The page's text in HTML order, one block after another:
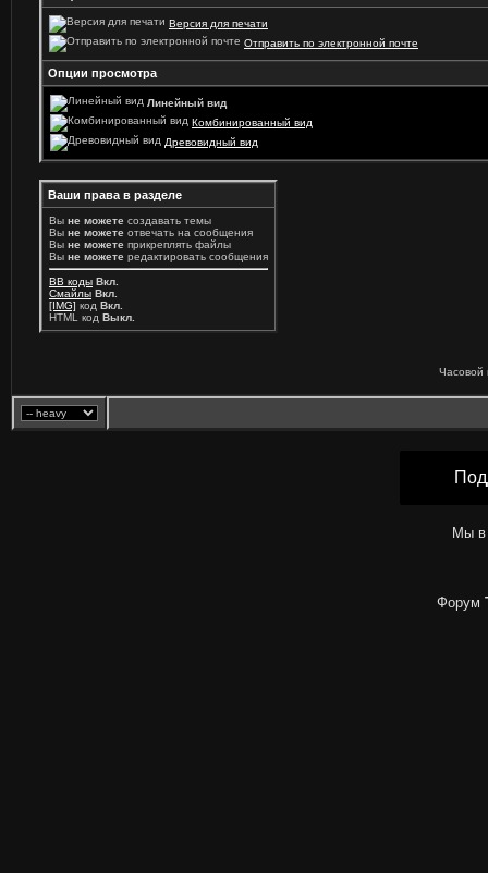
Версия для печати
Отправить по электронной почте
Опции просмотра
Линейный вид
Комбинированный вид
Древовидный вид
Ваши права в разделе
Вы не можете создавать темы
Вы не можете отвечать на сообщения
Вы не можете прикреплять файлы
Вы не можете редактировать сообщения
BB коды Вкл.
Смайлы Вкл.
[IMG] код Вкл.
HTML код Выкл.
Часовой
Мы в
Форум